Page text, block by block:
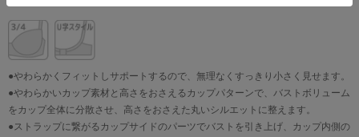
●やわらかくフィットしサポートするので、無理なくすっきり小さく見せます。
●やわらかいカップ素材と高さをおさえるカップパターンで、バストボリューム
をカップ全体に分散させ、高さをおさえた丸いシルエットに整えます。
●ストラップに繋がるカップサイドのパーツでバストを引き上げ、カップ内側の